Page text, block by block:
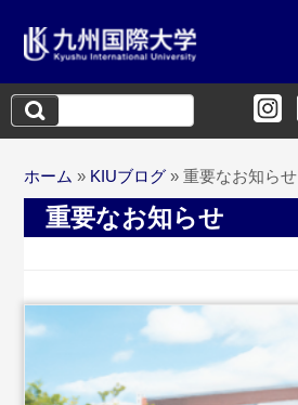
検
索:
ホーム » KIUブログ » 重要なお知らせ
重要なお知らせ